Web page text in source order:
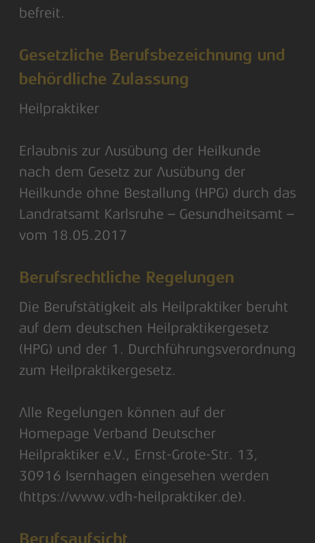
befreit.
Gesetzliche Berufsbezeichnung und
behördliche Zulassung
Heilpraktiker
Erlaubnis zur Ausübung der Heilkunde
nach dem Gesetz zur Ausübung der
Heilkunde ohne Bestallung (HPG) durch das
Landratsamt Karlsruhe – Gesundheitsamt –
vom 18.05.2017
Berufsrechtliche Regelungen
Die Berufstätigkeit als Heilpraktiker beruht
auf dem deutschen Heilpraktikergesetz
(HPG) und der 1. Durchführungsverordnung
zum Heilpraktikergesetz.
Alle Regelungen können auf der
Homepage Verband Deutscher
Heilpraktiker e.V., Ernst-Grote-Str. 13,
30916 Isernhagen eingesehen werden
(https://www.vdh-heilpraktiker.de).